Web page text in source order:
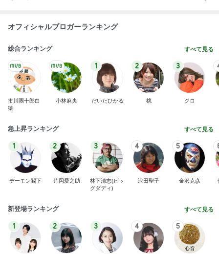
オフィシャルブロガーランキング
総合ランキング すべて見る
市川團十郎白
猿
小林麻央
1
だいたひかる
2
桃
3
クロ
急上昇ランキング すべて見る
1
デーモン閣下
2
片岡愛之助
3
林下清志(ビッ
グダディ)
4
沢田聖子
5
金沢克彦
新登場ランキング すべて見る
1 2 3 4 5